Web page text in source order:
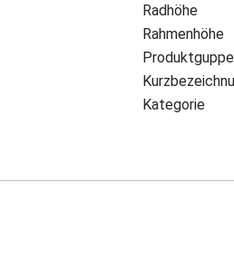
Radhöhe
Rahmenhöhe
Produktguppe
Kategorie